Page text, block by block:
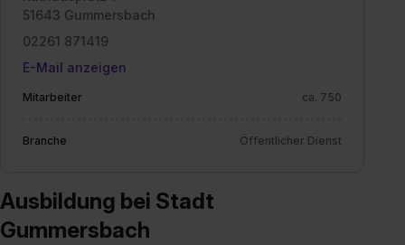
Wirkung für die Zukunft ganz oder teilweise über unsere
Datenschutzerklärung unter dem Punkt „Datenschutz-
Einstellungen“ widerrufen. Weitere Informationen zu den
zeigen“. Weitere Informationen:
Datenschutzerklärung
51643 Gummersbach
02261 871419
E-Mail anzeigen
Mitarbeiter ca. 750
Branche Öffentlicher Dienst
Ausbildung bei Stadt
Gummersbach